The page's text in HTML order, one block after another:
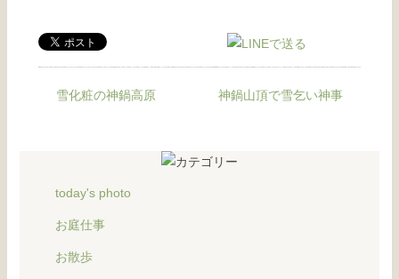
雪化粧の神鍋高原 神鍋山頂で雪乞い神事
today's photo
お庭仕事
お散歩